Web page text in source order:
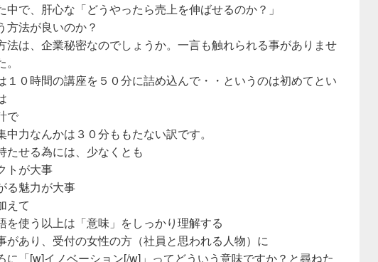
中で、肝心な「どうやったら売上を伸ばせるのか？」
方法が良いのか？
法は、企業秘密なのでしょうか。一言も触れられる事がありませ
１０時間の講座を５０分に詰め込んで・・というのは初めてとい
で
中力なんかは３０分ももたない訳です。
たせる為には、少なくとも
トが大事
る魅力が大事
えて
を使う以上は「意味」をしっかり理解する
があり、受付の女性の方（社員と思われる人物）に
に「[w]イノベーション[/w]」ってどういう意味ですか？と尋ねた